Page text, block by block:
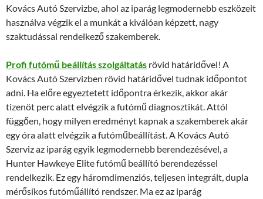
Kovács Autó Szervizbe, ahol az iparág legmodernebb eszközeit
használva végzik el a munkát a kiválóan képzett, nagy
szaktudással rendelkező szakemberek.
Profi futómű beállítás szolgáltatás rövid határidővel! A
Kovács Autó Szervizben rövid határidővel tudnak időpontot
adni. Ha előre egyeztetett időpontra érkezik, akkor akár
tizenöt perc alatt elvégzik a futómű diagnosztikát. Attól
függően, hogy milyen eredményt kapnak a szakemberek akár
egy óra alatt elvégzik a futóműbeállítást. A Kovács Autó
Szerviz az iparág egyik legmodernebb berendezésével, a
Hunter Hawkeye Elite futómű beállító berendezéssel
rendelkezik. Ez egy háromdimenziós, teljesen integrált, dupla
mérősíkos futóműállító rendszer. Ma ez az iparág